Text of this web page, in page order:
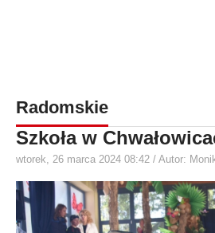
Radomskie
Szkoła w
wtorek, 26 marca 2024 08:42 / Autor: